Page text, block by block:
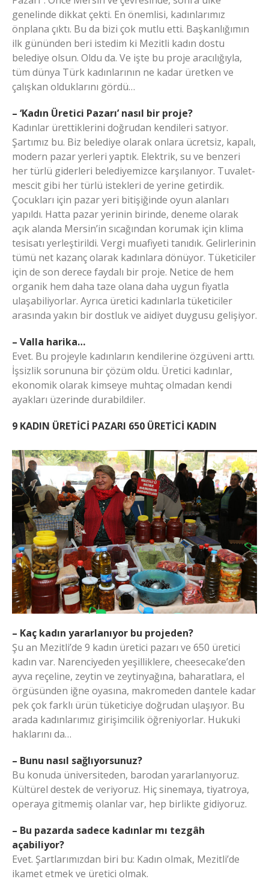
genelinde dikkat çekti. En önemlisi, kadınlarımız
önplana çıktı. Bu da bizi çok mutlu etti. Başkanlığımın
ilk gününden beri istedim ki Mezitli kadın dostu
belediye olsun. Oldu da. Ve işte bu proje aracılığıyla,
tüm dünya Türk kadınlarının ne kadar üretken ve
çalışkan olduklarını gördü…
– ‘Kadın Üretici Pazarı’ nasıl bir proje?
Kadınlar ürettiklerini doğrudan kendileri satıyor.
Şartımız bu. Biz belediye olarak onlara ücretsiz, kapalı,
modern pazar yerleri yaptık. Elektrik, su ve benzeri
her türlü giderleri belediyemizce karşılanıyor. Tuvalet-
mescit gibi her türlü istekleri de yerine getirdik.
Çocukları için pazar yeri bitişiğinde oyun alanları
yapıldı. Hatta pazar yerinin birinde, deneme olarak
açık alanda Mersin’in sıcağından korumak için klima
tesisatı yerleştirildi. Vergi muafiyeti tanıdık. Gelirlerinin
tümü net kazanç olarak kadınlara dönüyor. Tüketiciler
için de son derece faydalı bir proje. Netice de hem
organik hem daha taze olana daha uygun fiyatla
ulaşabiliyorlar. Ayrıca üretici kadınlarla tüketiciler
arasında yakın bir dostluk ve aidiyet duygusu gelişiyor.
– Valla harika…
Evet. Bu projeyle kadınların kendilerine özgüveni arttı.
İşsizlik sorununa bir çözüm oldu. Üretici kadınlar,
ekonomik olarak kimseye muhtaç olmadan kendi
ayakları üzerinde durabildiler.
9 KADIN ÜRETİCİ PAZARI 650 ÜRETİCİ KADIN
– Kaç kadın yararlanıyor bu projeden?
Şu an Mezitli’de 9 kadın üretici pazarı ve 650 üretici
kadın var. Narenciyeden yeşilliklere, cheesecake’den
ayva reçeline, zeytin ve zeytinyağına, baharatlara, el
örgüsünden iğne oyasına, makromeden dantele kadar
pek çok farklı ürün tüketiciye doğrudan ulaşıyor. Bu
arada kadınlarımız girişimcilik öğreniyorlar. Hukuki
haklarını da…
– Bunu nasıl sağlıyorsunuz?
Bu konuda üniversiteden, barodan yararlanıyoruz.
Kültürel destek de veriyoruz. Hiç sinemaya, tiyatroya,
operaya gitmemiş olanlar var, hep birlikte gidiyoruz.
– Bu pazarda sadece kadınlar mı tezgâh
açabiliyor?
Evet. Şartlarımızdan biri bu: Kadın olmak, Mezitli’de
ikamet etmek ve üretici olmak.